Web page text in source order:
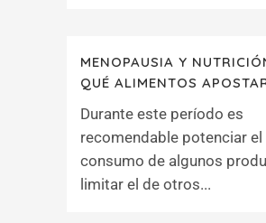
MENOPAUSIA Y
QUÉ ALIMENTOS
Durante este período es
recomendable potenciar el
consumo de algunos
limitar el de otros...